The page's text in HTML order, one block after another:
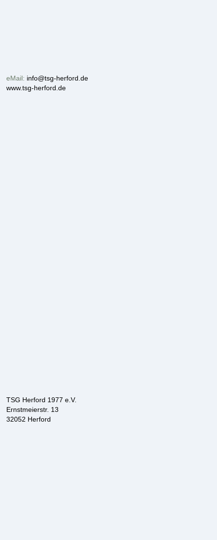
TSG Herford 1977 e.V.
Ernstmeierstr. 13
32052 Herford
eMail: info@tsg-herford.de
www.tsg-herford.de